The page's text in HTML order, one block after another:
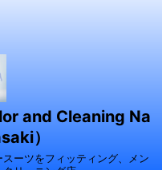
and Cleaning Na
）
ーツをフィッティング、メン